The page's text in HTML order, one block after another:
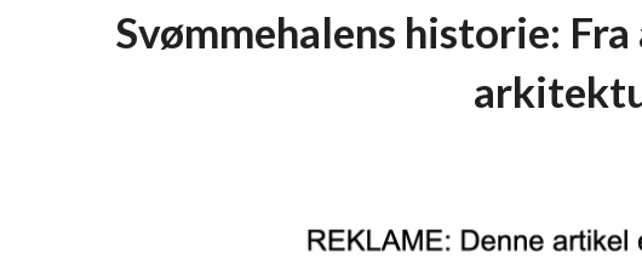
Svømmehalens historie: